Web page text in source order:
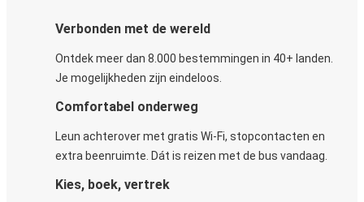
Verbonden met de wereld
Ontdek meer dan 8.000 bestemmingen in 40+ landen.
Je mogelijkheden zijn eindeloos.
Comfortabel onderweg
Leun achterover met gratis Wi-Fi, stopcontacten en
extra beenruimte. Dát is reizen met de bus vandaag.
Kies, boek, vertrek